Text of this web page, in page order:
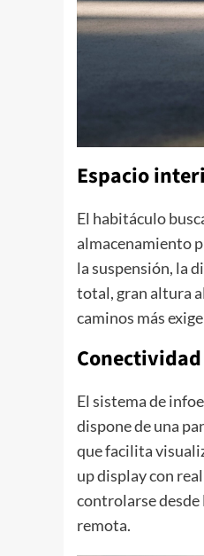
Espacio
El habitáculo
almacenamiento
la suspensión, la
total, gran altura
caminos más
El sistema de
dispone de una
que facilita
up display con
controlarse desde
remota.